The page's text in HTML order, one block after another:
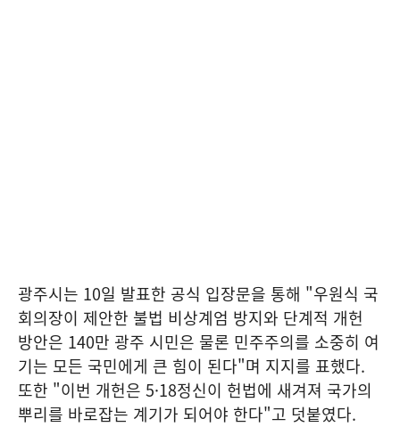
광주시는 10일 발표한 공식 입장문을 통해 "우원식 국
회의장이 제안한 불법 비상계엄 방지와 단계적 개헌
방안은 140만 광주 시민은 물론 민주주의를 소중히 여
기는 모든 국민에게 큰 힘이 된다"며 지지를 표했다.
또한 "이번 개헌은 5·18정신이 헌법에 새겨져 국가의
뿌리를 바로잡는 계기가 되어야 한다"고 덧붙였다.